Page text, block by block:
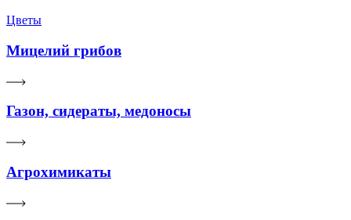
Цветы
Мицелий грибов
Газон, сидераты, медоносы
Агрохимикаты